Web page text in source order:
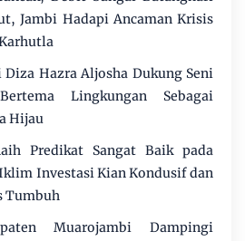
Jambi Hadapi Ancaman Krisis
Diza Hazra Aljosha Dukung Seni
Lingkungan Sebagai
Hijau
Predikat Sangat Baik pada
Investasi Kian Kondusif dan
Tumbuh
Muarojambi Dampingi